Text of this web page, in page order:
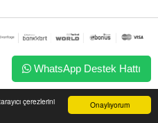
Onaylıyorum
çerezlerini
WhatsApp Destek Hattı